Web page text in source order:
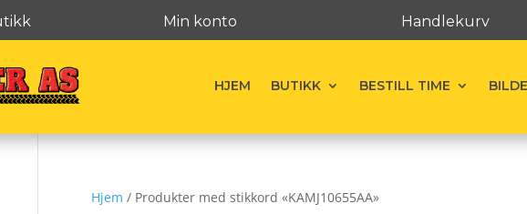
Min konto Handlekurv
HJEM BUTIKK BESTILL TIME
Hjem / Produkter med stikkord «KAMJ10655AA»